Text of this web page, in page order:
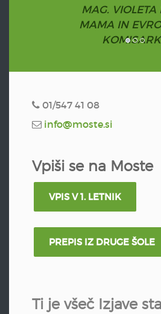
MAG. VIOLETA
MAMA IN
01/547 41 08
info@moste.si
Vpiši se na Moste
VPIS V 1. LETNIK
PREPIS IZ DRUGE ŠOLE
Ti je všeč Izjave